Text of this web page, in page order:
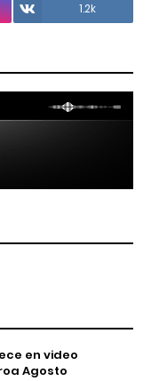
1.2k
en video
Agosto